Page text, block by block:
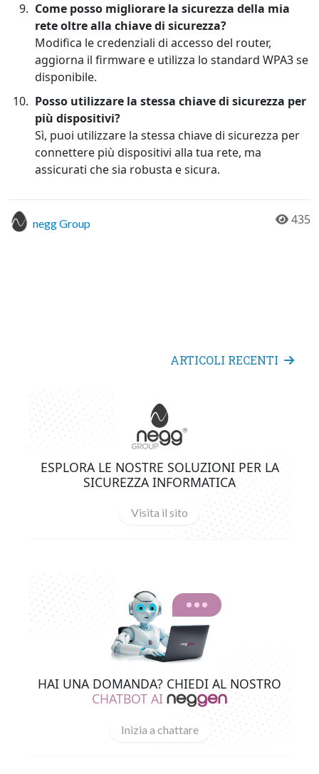
Come posso migliorare la sicurezza della mia
rete oltre alla chiave di sicurezza?
Modifica le credenziali di accesso del router,
aggiorna il firmware e utilizza lo standard WPA3 se
disponibile.
Posso utilizzare la stessa chiave di sicurezza per
più dispositivi?
Sì, puoi utilizzare la stessa chiave di sicurezza per
connettere più dispositivi alla tua rete, ma
assicurati che sia robusta e sicura.
negg Group 435
ARTICOLI RECENTI
ESPLORA LE NOSTRE SOLUZIONI PER LA
SICUREZZA INFORMATICA
Visita il sito
HAI UNA DOMANDA? CHIEDI AL NOSTRO
CHATBOT AI
Inizia a chattare